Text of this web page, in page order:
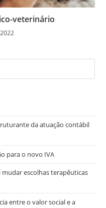
veterinário
da atuação contábil
para o novo IVA
escolhas terapêuticas
entre o valor social e a